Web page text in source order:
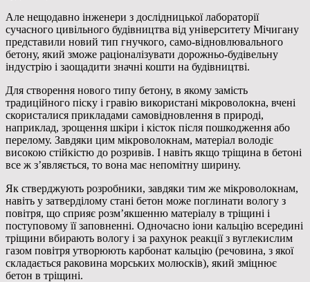
Але нещодавно інженери з дослідницької лабораторії
сучасного цивільного будівництва від університету Мічигану
представили новий тип гнучкого, само-відновлювального
бетону, який зможе раціоналізувати дорожньо-будівельну
індустрію і заощадити значні кошти на будівництві.
Для створення нового типу бетону, в якому замість
традиційного піску і гравію використані мікроволокна, вчені
скористалися прикладами самовідновлення в природі,
наприклад, зрощення шкіри і кісток після пошкодження або
перелому. Завдяки цим мікроволокнам, матеріал володіє
високою стійкістю до розривів. І навіть якщо тріщина в бетоні
все ж з’являється, то вона має непомітну ширину.
Як стверджують розробники, завдяки тим же мікроволокнам,
навіть у затверділому стані бетон може поглинати вологу з
повітря, що сприяє розм’якшенню матеріалу в тріщині і
поступовому її заповненні. Одночасно іони кальцію всередині
тріщини вбирають вологу і за рахунок реакції з вуглекислим
газом повітря утворюють карбонат кальцію (речовина, з якої
складається раковина морських молюсків), який зміцнює
бетон в тріщині.